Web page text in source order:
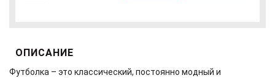
ОПИСАНИЕ
Футболка – это классический, постоянно модный и